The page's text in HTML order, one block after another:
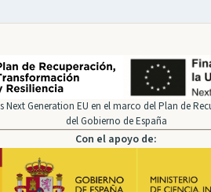
Generation EU en el marco del Plan de
del Gobierno de España
Con el apoyo de: